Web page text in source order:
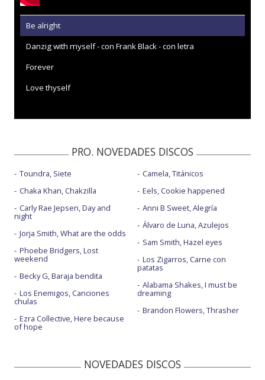
Be alright
Danzig with myself - con Frank Black - con letra
Forever
Love thyself
PRO. NOVEDADES DISCOS
Toundra, Siete
Chaka Khan, Chakzilla
Carly Rae Jepsen, Day and
night
Jorja Smith, What are the odds
Phoebe Bridgers, Lost
weekend
Becky G, Baraja bendita
Los Enemigos, Canciones
chulas
Ezra Collective, Here because
of hope
Camela, Titánicos
Eels, Cookie happened
Anni B Sweet, Alegría
Álvaro de Luna, Azulejos
Sam Smith, Hazel eyes
Los Zigarros, Carne con
patatas
Alabama Shakes, I must be
dreaming
Brandon Flowers, Thrasher
NOVEDADES DISCOS